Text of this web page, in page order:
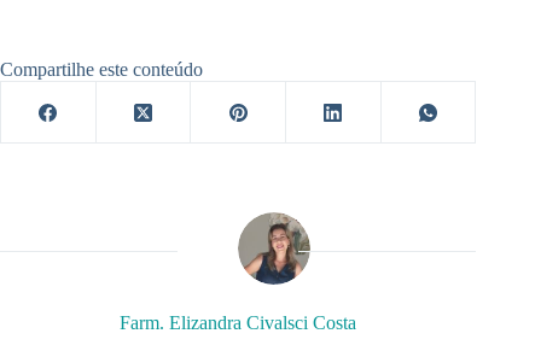
Compartilhe este conteúdo
Farm. Elizandra Civalsci Costa